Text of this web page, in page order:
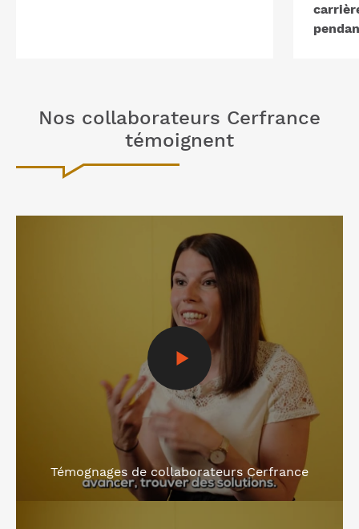
Nos collaborateurs Cerfrance
témoignent
Témognages de collaborateurs Cerfrance